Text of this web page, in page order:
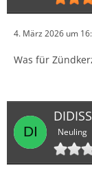
4. März 2026 um
Was für
Neuling